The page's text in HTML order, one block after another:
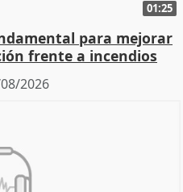
01:25
para mejorar
frente a incendios
2026